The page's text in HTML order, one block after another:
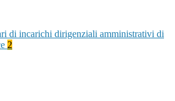
di incarichi dirigenziali amministrativi di
2